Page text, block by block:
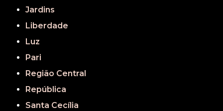
Jardins
Liberdade
Luz
Pari
Região Central
República
Santa Cecília